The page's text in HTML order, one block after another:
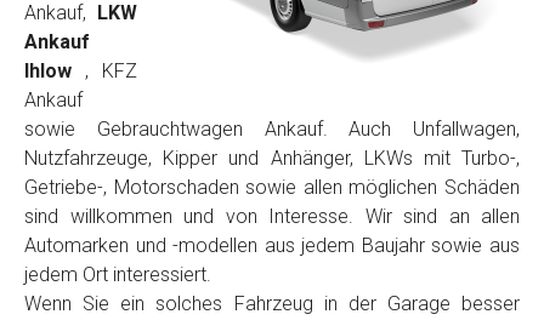
Ankauf,
LKW
Ankauf
Ihlow , KFZ
Ankauf
sowie Gebrauchtwagen Ankauf. Auch Unfallwagen,
Nutzfahrzeuge, Kipper und Anhänger, LKWs mit Turbo-,
Getriebe-, Motorschaden sowie allen möglichen Schäden
sind willkommen und von Interesse. Wir sind an allen
Automarken und -modellen aus jedem Baujahr sowie aus
jedem Ort interessiert.
Wenn Sie ein solches Fahrzeug in der Garage besser